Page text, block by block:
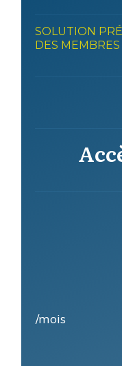
SOLUTION
DES MEMBRES
/mois